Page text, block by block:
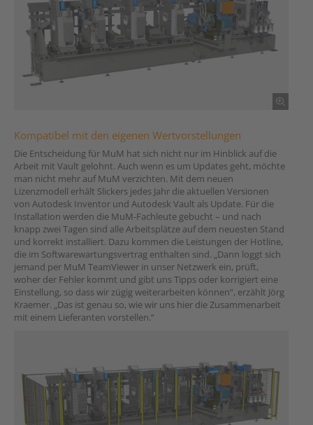
Kompatibel mit den eigenen Wertvorstellungen
Die Entscheidung für MuM hat sich nicht nur im Hinblick auf die
Arbeit mit Vault gelohnt. Auch wenn es um Updates geht, möchte
man nicht mehr auf MuM verzichten. Mit dem neuen
Lizenzmodell erhält Slickers jedes Jahr die aktuellen Versionen
von Autodesk Inventor und Autodesk Vault als Update. Für die
Installation werden die MuM-Fachleute gebucht – und nach
knapp zwei Tagen sind alle Arbeitsplätze auf dem neuesten Stand
und korrekt installiert. Dazu kommen die Leistungen der Hotline,
die im Softwarewartungsvertrag enthalten sind. „Dann loggt sich
jemand per MuM TeamViewer in unser Netzwerk ein, prüft,
woher der Fehler kommt und gibt uns Tipps oder korrigiert eine
Einstellung, so dass wir zügig weiterarbeiten können“, erzählt Jörg
Kraemer. „Das ist genau so, wie wir uns hier die Zusammenarbeit
mit einem Lieferanten vorstellen.“